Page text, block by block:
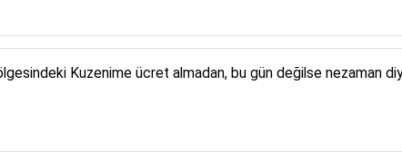
Kuzenime ücret almadan, bu gün değilse nezaman